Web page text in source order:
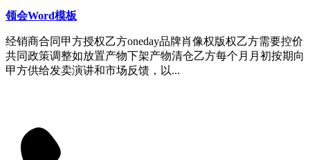
领会Word模板
经销商合同甲方授权乙方oneday品牌肖像权版权乙方需要控价
共同政策调整如放置产物下架产物清仓乙方每个月月初按期向
甲方供给发卖演讲和市场反馈，以...